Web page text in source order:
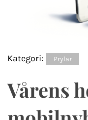
Kategori: Prylar
Vårens